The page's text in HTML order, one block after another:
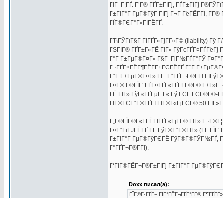
ГІГ Г¦ГҐ. Г’Г® ГҐГ±ГІГј, ГҐГ±ГІГј
Г±ГІГ°Г ГµГ®ГўГ ГІГј Г¬Г ГёГЁГ­Гі,
ГЇГ®ГЄГ°Г»ГІГЁГҐ.
ГЋГЎГїГ§Г ГІГҐГ«ГјГ­Г»Г© (liability) Гў
ГЅГІГ® ГҐГ±Г«ГЁ ГІГ»
Г°Г Г±ГµГ®Г¤Г» Г§Г ГіГ№ГҐГ°ГЎ
Г¬ГҐГ¤ГЁГ¶ГЁГ­Г±ГЄГЁГҐ Г°Г
Г°Г Г±ГµГ®Г¤Г» Г­Г Г°ГҐГ¬Г®Г­ГІ
Г¤Г® Г®ГЇГ°ГҐГ¤ГҐГ«ГҐГ­Г­Г®Г©
ГЁ ГІГ» ГўГєГҐГµГ Г« Гў ГЄГ ГЄГ®Г©-
ГЇГ®ГЄГ°Г®ГҐГІ ГІГ®Г«ГјГЄГ® 50
Г„Г®ГЇГ®Г«Г­ГЁГІГҐГ«ГјГ­Г® ГІГ»
Г¤Г°ГіГЈГЁГҐ Г­Г ГўГ®Г°Г®ГІГ» (Г­Г
Г±ГІГ°Г ГµГ®ГўГЄГЁ ГўГ®Г®ГЎГ№ГҐ,
Г°ГҐГ¬Г®Г­ГІ).
Г‘ГІГ®ГЁГ¬Г®Г±ГІГј Г±ГІГ°Г
Doxx писал(а):
ГЇГ®Г·ГҐГ¬ ГЇГ°ГЁГ¬ГҐГ°Г­Г®